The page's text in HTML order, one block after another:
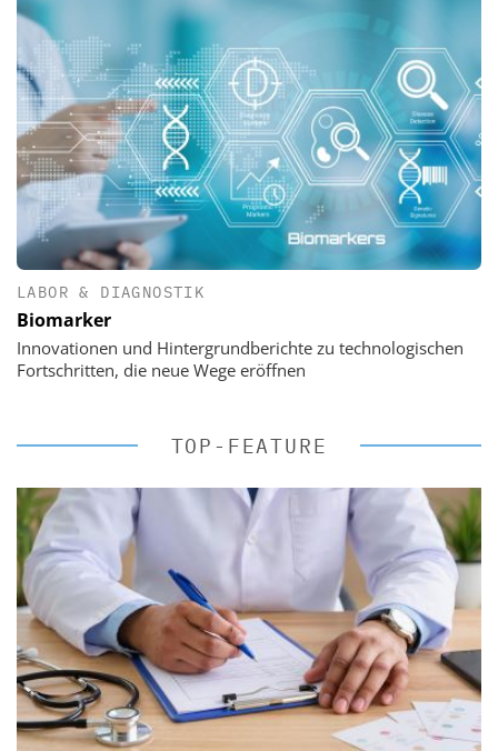
LABOR & DIAGNOSTIK
Biomarker
Innovationen und Hintergrundberichte zu technologischen
Fortschritten, die neue Wege eröffnen
TOP-FEATURE